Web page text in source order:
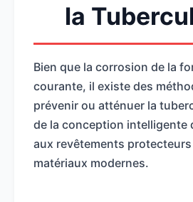
la
Bien que la corrosion de la
courante, il existe des
prévenir ou atténuer la
de la conception intelligente
aux revêtements
matériaux modernes.